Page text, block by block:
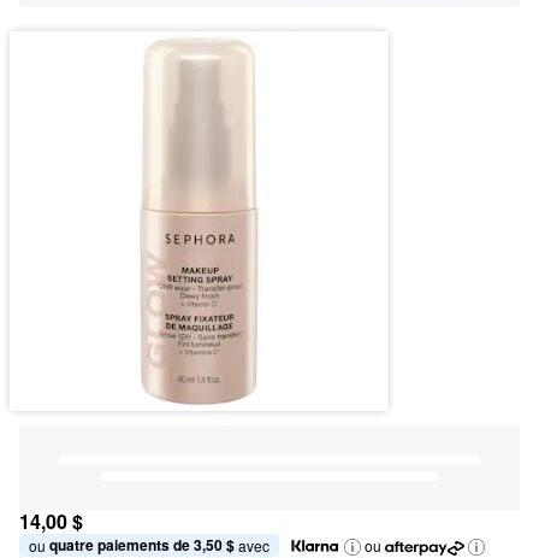
14,00 $
ou quatre paiements de 3,50 $ avec
ou